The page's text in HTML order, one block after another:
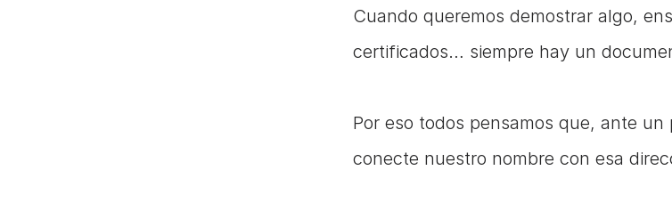
Cuando queremos demostrar algo,
certificados… siempre hay un
Por eso todos pensamos que, ante
conecte nuestro nombre con esa